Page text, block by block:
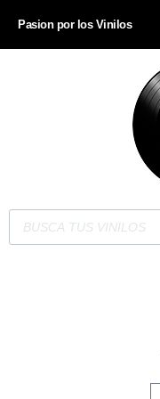
Pasion por los Vinilos